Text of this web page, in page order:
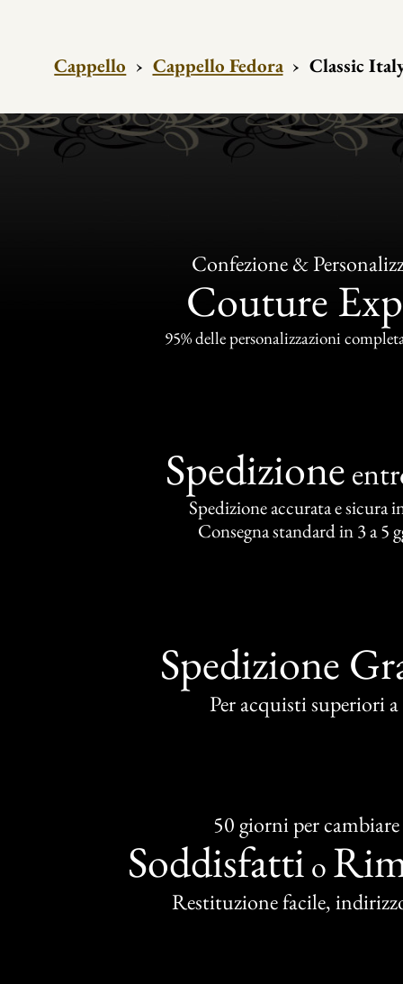
Cappello › Cappello Fedora › Classic
Confezione &
Couture
95% delle personalizzazioni
Spedizione
Spedizione accurata e sicura
Consegna standard in 3 a 5
Spedizione
Per acquisti superiori
50 giorni per cambiare
Soddisfatti o
Restituzione facile,